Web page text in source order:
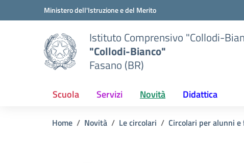
Vai ai contenuti
Vai al menu di navigazioneMinistero dell'Istruzione e del Merito
Istituto Comprensivo "Collodi-
"Collodi-Bianco"
Fasano (BR)
Scuola Servizi Novità Didattica
Home Novità Le circolari Circolari per alunni